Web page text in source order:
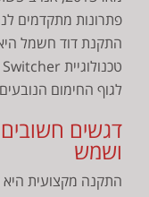
פתרונות מתקדמים
התקנת דוד חשמל
לגוף החימום
דגשים
ושמש
התקנה מקצועית